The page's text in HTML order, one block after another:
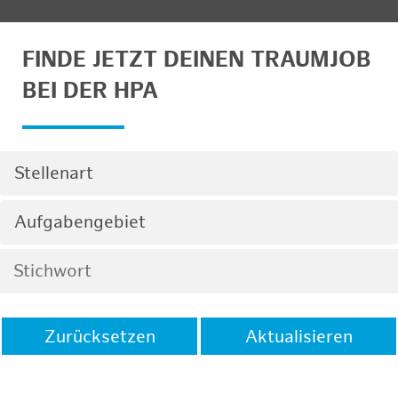
FINDE JETZT DEINEN TRAUMJOB
BEI DER HPA
Stellenart
Aufgabengebiet
Zurücksetzen Aktualisieren